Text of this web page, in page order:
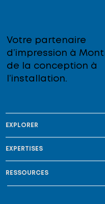
EXPLORER
EXPERTISES
RESSOURCES
Votre partenaire
d’impression à
de la conception à
l’installation.